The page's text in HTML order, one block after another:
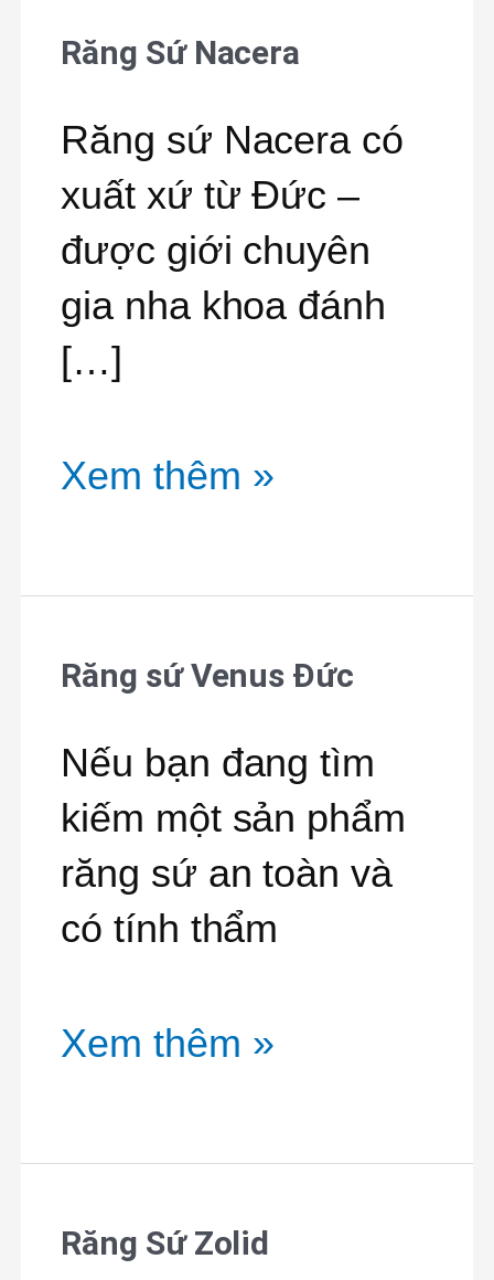
Răng Sứ Nacera
Răng sứ Nacera có
xuất xứ từ Đức –
được giới chuyên
gia nha khoa đánh
[…]
Răng
Sứ
Nacera
Xem thêm »
Răng sứ Venus Đức
Nếu bạn đang tìm
kiếm một sản phẩm
răng sứ an toàn và
có tính thẩm
Răng
sứ
Venus
Đức
Xem thêm »
Răng Sứ Zolid
Răng